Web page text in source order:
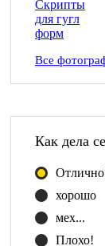
Все
Как дела
хорошо
мех...
Плохо!